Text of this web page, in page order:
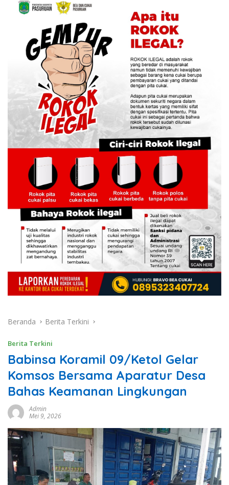
Beranda Berita Terkini
Berita Terkini
Babinsa Koramil 09/Ketol Gelar
Komsos Bersama Aparatur Desa
Bahas Keamanan Lingkungan
Admin
Mei 9, 2026